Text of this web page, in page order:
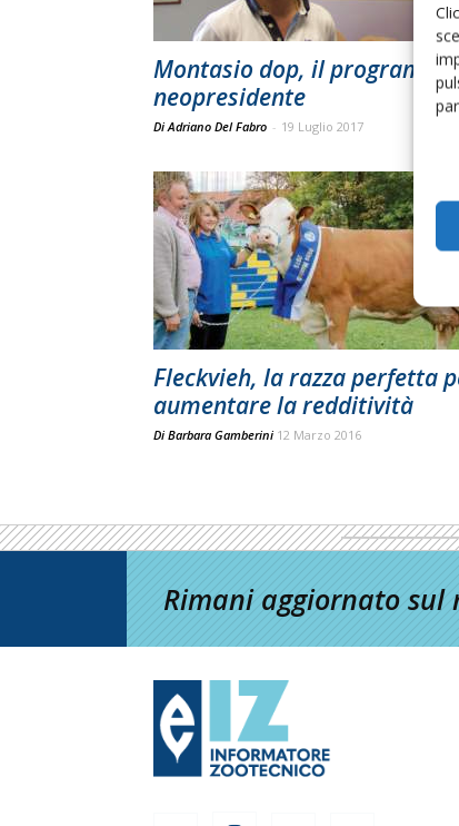
Montasio dop, il
neopresidente
Di Adriano Del Fabro - 19 Luglio 2017
Fleckvieh, la razza perfetta
aumentare la redditività
Di Barbara Gamberini 12 Marzo 2016
Rimani aggiornato sul